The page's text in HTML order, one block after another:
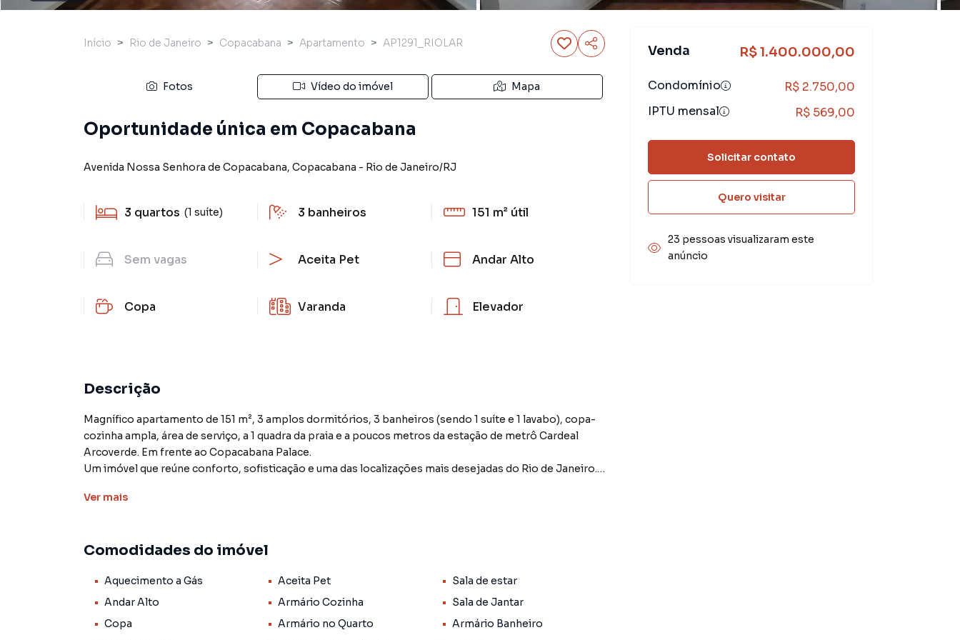
Início Rio de Janeiro Copacabana Apartamento AP1291_RIOLAR
Fotos Vídeo do imóvel Mapa
Oportunidade única em Copacabana
Avenida Nossa Senhora de Copacabana, Copacabana - Rio de Janeiro/RJ
3 quartos (1 suíte) 3 banheiros 151 m² útil
Sem vagas Aceita Pet Andar Alto
Copa Varanda Elevador
Descrição
Magnífico apartamento de 151 m², 3 amplos dormitórios, 3 banheiros (sendo 1 suíte e 1 lavabo), copa-
cozinha ampla, área de serviço, a 1 quadra da praia e a poucos metros da estação de metrô Cardeal
Arcoverde. Em frente ao Copacabana Palace.
Um imóvel que reúne conforto, sofisticação e uma das localizações mais desejadas do Rio de Janeiro.
✨ Destaques do imóvel
Duas amplas salas, proporcionando ambientes distintos para estar, receber e conviver com conforto
3 banheiros (sendo 1 suíte e 1 lavabo)
Ampla varanda
Copa-Cozinha com ótimos armários
Área de serviço
Ver mais
Comodidades do imóvel
Aquecimento a Gás Aceita Pet
Sala de estar
Andar Alto
Armário Cozinha
Sala de Jantar
Copa
Armário no Quarto
Armário Banheiro
Venda R$ 1.400.000,00
Condomínio
R$ 2.750,00
IPTU mensal
R$ 569,00
Solicitar contato
Quero visitar
23 pessoas visualizaram este
anúncio